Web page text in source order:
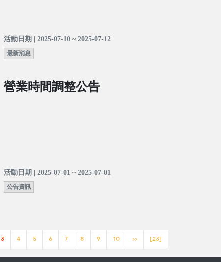
活動日期 | 2025-07-10 ~ 2025-07-12
最新消息
營業時間調整公告
活動日期 | 2025-07-01 ~ 2025-07-01
公告資訊
3 4 5 6 7 8 9 10 >> [23]